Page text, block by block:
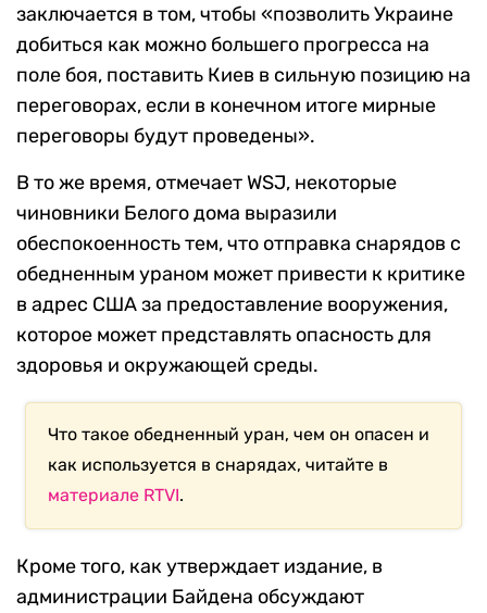
заключается в том, чтобы «позволить Украине
добиться как можно большего прогресса на
поле боя, поставить Киев в сильную позицию на
переговорах, если в конечном итоге мирные
переговоры будут проведены».
В то же время, отмечает WSJ, некоторые
чиновники Белого дома выразили
обеспокоенность тем, что отправка снарядов с
обедненным ураном может привести к критике
в адрес США за предоставление вооружения,
которое может представлять опасность для
здоровья и окружающей среды.
Что такое обедненный уран, чем он опасен и
как используется в снарядах, читайте в
материале RTVI.
Кроме того, как утверждает издание, в
администрации Байдена обсуждают